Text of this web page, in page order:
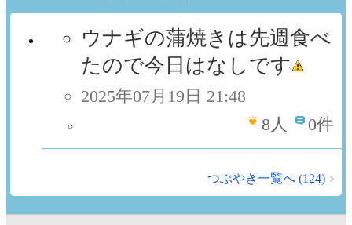
ウナギの蒲焼きは先週食べ
たので今日はなしです
2025年07月19日 21:48
8 人 0件
つぶやき一覧へ (124)